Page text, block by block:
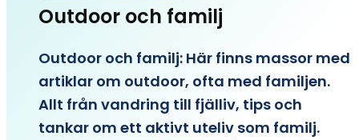
Outdoor och familj
Outdoor och familj: Här finns massor med
artiklar om outdoor, ofta med familjen.
Allt från vandring till fjälliv, tips och
tankar om ett aktivt uteliv som familj.